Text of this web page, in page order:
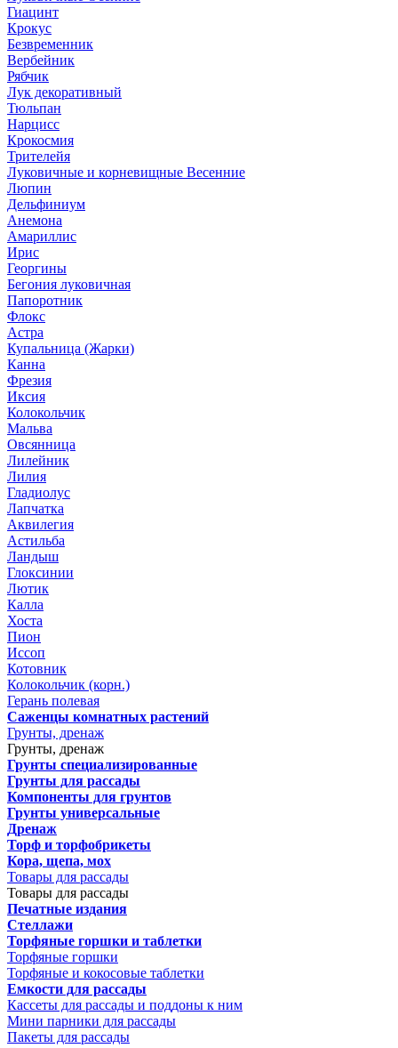
Гиацинт
Крокус
Безвременник
Вербейник
Рябчик
Лук декоративный
Тюльпан
Нарцисс
Крокосмия
Трителейя
Луковичные и корневищные Весенние
Люпин
Дельфиниум
Анемона
Амариллис
Ирис
Георгины
Бегония луковичная
Папоротник
Флокс
Астра
Купальница (Жарки)
Канна
Фрезия
Иксия
Колокольчик
Мальва
Овсянница
Лилейник
Лилия
Гладиолус
Лапчатка
Аквилегия
Астильба
Ландыш
Глоксинии
Лютик
Калла
Хоста
Пион
Иссоп
Котовник
Колокольчик (корн.)
Герань полевая
Саженцы комнатных растений
Грунты, дренаж
Грунты, дренаж
Грунты специализированные
Грунты для рассады
Компоненты для грунтов
Грунты универсальные
Дренаж
Торф и торфобрикеты
Кора, щепа, мох
Товары для рассады
Товары для рассады
Печатные издания
Стеллажи
Торфяные горшки и таблетки
Торфяные горшки
Торфяные и кокосовые таблетки
Емкости для рассады
Кассеты для рассады и поддоны к ним
Мини парники для рассады
Пакеты для рассады